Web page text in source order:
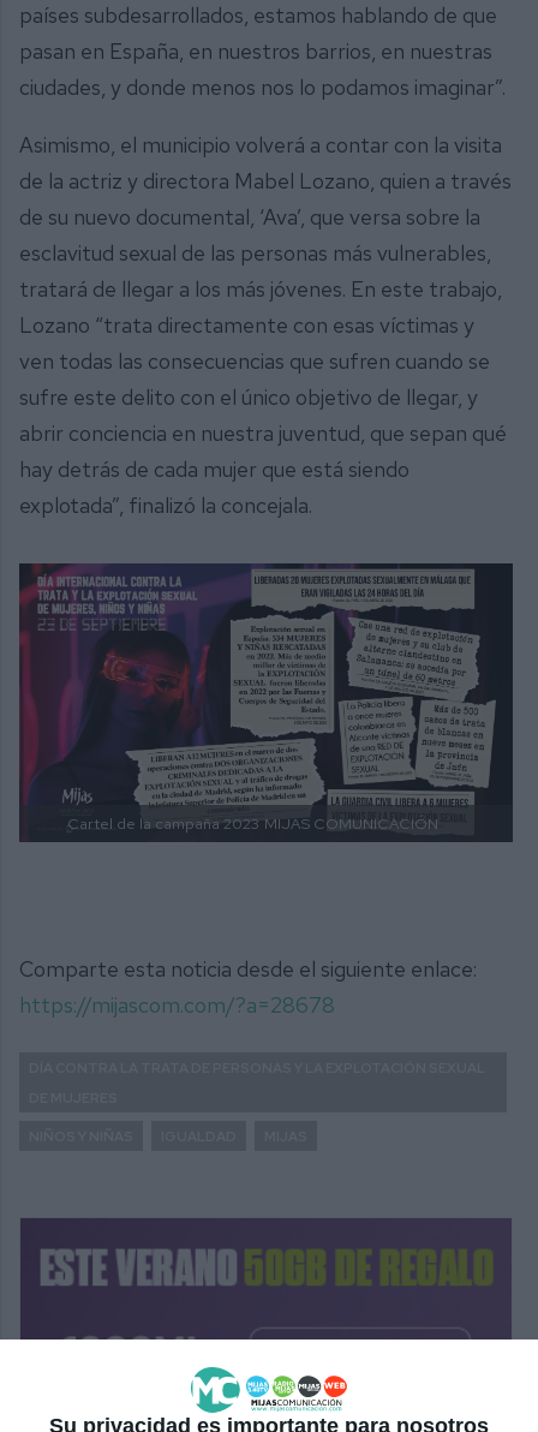
Su privacidad es importante para nosotros
países subdesarrollados, estamos hablando de que
pasan en España, en nuestros barrios, en nuestras
ciudades, y donde menos nos lo podamos imaginar”.
Asimismo, el municipio volverá a contar con la visita
de la actriz y directora Mabel Lozano, quien a través
de su nuevo documental, ‘Ava’, que versa sobre la
esclavitud sexual de las personas más vulnerables,
tratará de llegar a los más jóvenes. En este trabajo,
Lozano “trata directamente con esas víctimas y
ven todas las consecuencias que sufren cuando se
sufre este delito con el único objetivo de llegar, y
abrir conciencia en nuestra juventud, que sepan qué
hay detrás de cada mujer que está siendo
explotada”, finalizó la concejala.
Cartel de la campaña 2023 MIJAS COMUNICACIÓN
Comparte esta noticia desde el siguiente enlace:
https://mijascom.com/?a=28678